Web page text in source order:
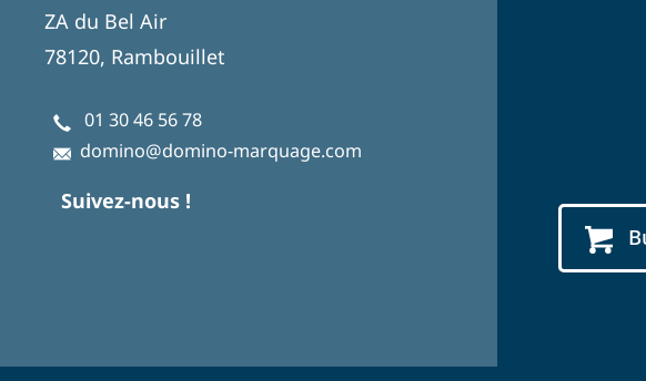
ZA du Bel Air
78120, Rambouillet
01 30 46 56 78
domino@domino-marquage.com
Suivez-nous !